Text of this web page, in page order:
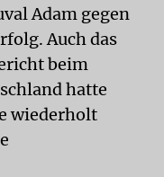
Adam gegen
Auch das
beim
hatte
wiederholt